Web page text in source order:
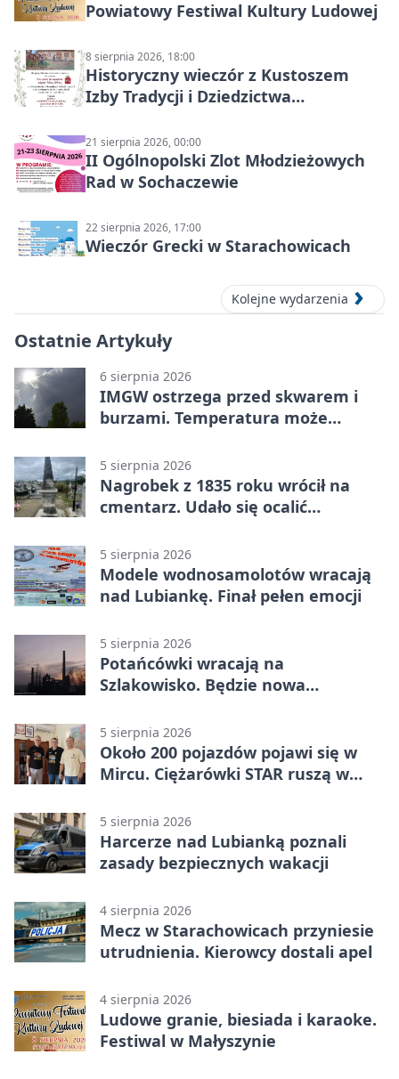
Powiatowy Festiwal Kultury Ludowej
8 sierpnia 2026, 18:00
Historyczny wieczór z Kustoszem
Izby Tradycji i Dziedzictwa
Gęburą
21 sierpnia 2026, 00:00
II Ogólnopolski Zlot Młodzieżowych
Rad w Sochaczewie
22 sierpnia 2026, 17:00
Wieczór Grecki w Starachowicach
Kolejne wydarzenia
Ostatnie Artykuły
6 sierpnia 2026
IMGW ostrzega przed skwarem i
burzami. Temperatura może
5 sierpnia 2026
Nagrobek z 1835 roku wrócił na
cmentarz. Udało się ocalić
5 sierpnia 2026
Modele wodnosamolotów wracają
nad Lubiankę. Finał pełen emocji
5 sierpnia 2026
Potańcówki wracają na
Szlakowisko. Będzie nowa
5 sierpnia 2026
Około 200 pojazdów pojawi się w
Mircu. Ciężarówki STAR ruszą w
5 sierpnia 2026
Harcerze nad Lubianką poznali
zasady bezpiecznych wakacji
4 sierpnia 2026
Mecz w Starachowicach przyniesie
utrudnienia. Kierowcy dostali apel
4 sierpnia 2026
Ludowe granie, biesiada i karaoke.
Festiwal w Małyszynie